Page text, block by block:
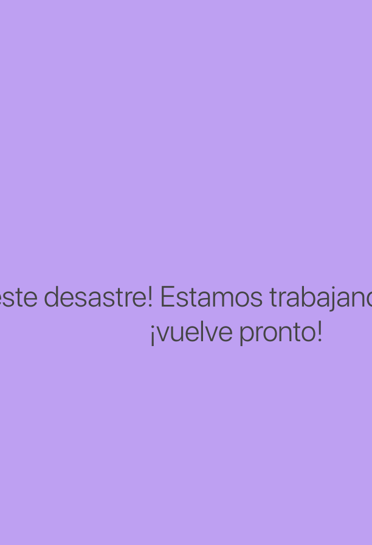
desastre! Estamos
¡vuelve pronto!